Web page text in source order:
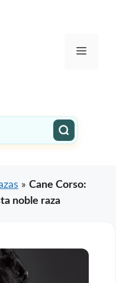
Menú
» Cane Corso:
noble raza